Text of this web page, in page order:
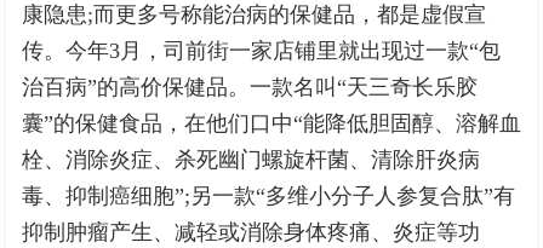
康隐患;而更多号称能治病的保健品，都是虚假宣
传。今年3月，司前街一家店铺里就出现过一款“包
治百病”的高价保健品。一款名叫“天三奇长乐胶
囊”的保健食品，在他们口中“能降低胆固醇、溶解血
栓、消除炎症、杀死幽门螺旋杆菌、清除肝炎病
毒、抑制癌细胞”;另一款“多维小分子人参复合肽”有
抑制肿瘤产生、减轻或消除身体疼痛、炎症等功